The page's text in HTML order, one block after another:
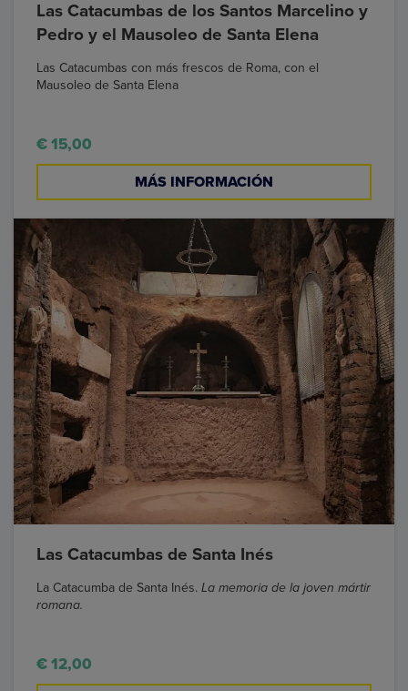
Las Catacumbas de los Santos Marcelino y
Pedro y el Mausoleo de Santa Elena
Las Catacumbas con más frescos de Roma, con el
Mausoleo de Santa Elena
€ 15,00
MÁS INFORMACIÓN
Las Catacumbas de Santa Inés
La Catacumba de Santa Inés. La memoria de la joven mártir
romana.
€ 12,00